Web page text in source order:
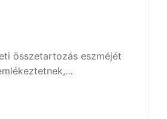
összetartozás eszméjét